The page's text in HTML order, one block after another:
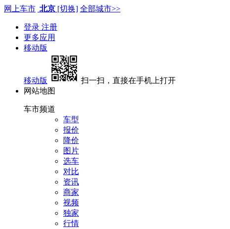
网上车市 北京 [切换] 全部城市>>
登录 注册
更多应用
移动版
移动版
扫一扫，直接在手机上打开
网站地图
车市频道
车型
报价
降价
图片
选车
对比
资讯
商家
视频
独家
行情